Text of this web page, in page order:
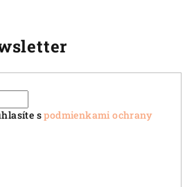
spodmienkami ochrany